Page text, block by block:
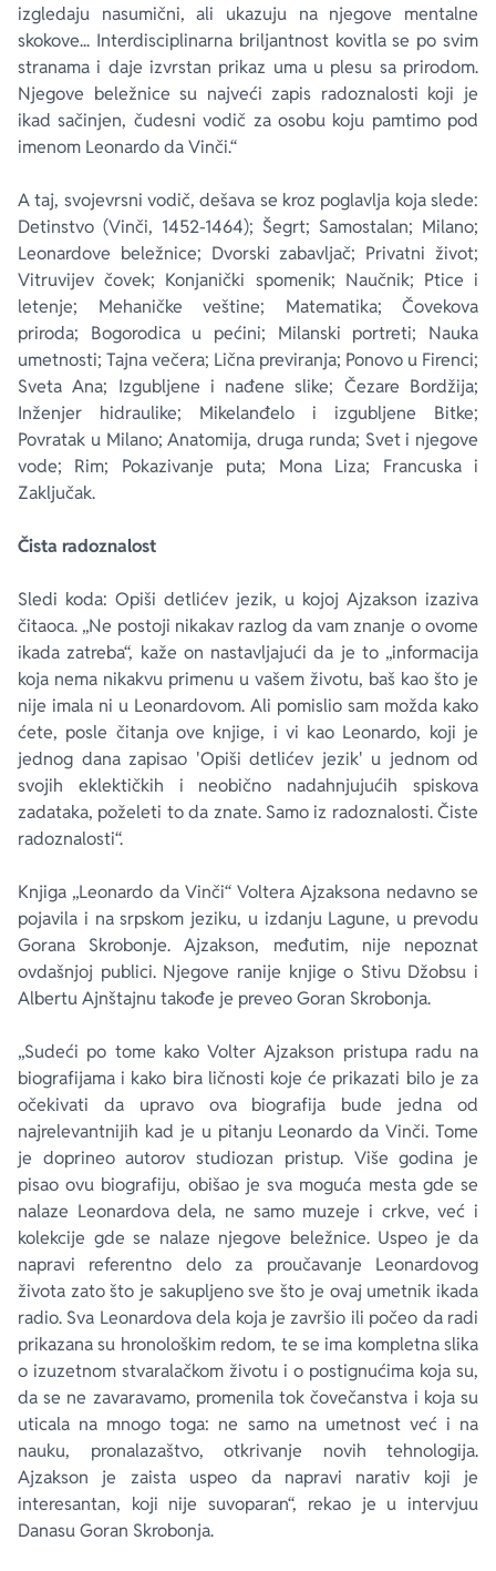
izgledaju nasumični, ali ukazuju na njegove mentalne
skokove... Interdisciplinarna briljantnost kovitla se po svim
stranama i daje izvrstan prikaz uma u plesu sa prirodom.
Njegove beležnice su najveći zapis radoznalosti koji je
ikad sačinjen, čudesni vodič za osobu koju pamtimo pod
imenom Leonardo da Vinči.“
A taj, svojevrsni vodič, dešava se kroz poglavlja koja slede:
Detinstvo (Vinči, 1452-1464); Šegrt; Samostalan; Milano;
Leonardove beležnice; Dvorski zabavljač; Privatni život;
Vitruvijev čovek; Konjanički spomenik; Naučnik; Ptice i
letenje; Mehaničke veštine; Matematika; Čovekova
priroda; Bogorodica u pećini; Milanski portreti; Nauka
umetnosti; Tajna večera; Lična previranja; Ponovo u Firenci;
Sveta Ana; Izgubljene i nađene slike; Čezare Bordžija;
Inženjer hidraulike; Mikelanđelo i izgubljene Bitke;
Povratak u Milano; Anatomija, druga runda; Svet i njegove
vode; Rim; Pokazivanje puta; Mona Liza; Francuska i
Zaključak.
Čista radoznalost
Sledi koda: Opiši detlićev jezik, u kojoj Ajzakson izaziva
čitaoca. „Ne postoji nikakav razlog da vam znanje o ovome
ikada zatreba“, kaže on nastavljajući da je to „informacija
koja nema nikakvu primenu u vašem životu, baš kao što je
nije imala ni u Leonardovom. Ali pomislio sam možda kako
ćete, posle čitanja ove knjige, i vi kao Leonardo, koji je
jednog dana zapisao 'Opiši detlićev jezik' u jednom od
svojih eklektičkih i neobično nadahnjujućih spiskova
zadataka, poželeti to da znate. Samo iz radoznalosti. Čiste
radoznalosti“.
Knjiga „Leonardo da Vinči“ Voltera Ajzaksona nedavno se
pojavila i na srpskom jeziku, u izdanju Lagune, u prevodu
Gorana Skrobonje. Ajzakson, međutim, nije nepoznat
ovdašnjoj publici. Njegove ranije knjige o Stivu Džobsu i
Albertu Ajnštajnu takođe je preveo Goran Skrobonja.
„Sudeći po tome kako Volter Ajzakson pristupa radu na
biografijama i kako bira ličnosti koje će prikazati bilo je za
očekivati da upravo ova biografija bude jedna od
najrelevantnijih kad je u pitanju Leonardo da Vinči. Tome
je doprineo autorov studiozan pristup. Više godina je
pisao ovu biografiju, obišao je sva moguća mesta gde se
nalaze Leonardova dela, ne samo muzeje i crkve, već i
kolekcije gde se nalaze njegove beležnice. Uspeo je da
napravi referentno delo za proučavanje Leonardovog
života zato što je sakupljeno sve što je ovaj umetnik ikada
radio. Sva Leonardova dela koja je završio ili počeo da radi
prikazana su hronološkim redom, te se ima kompletna slika
o izuzetnom stvaralačkom životu i o postignućima koja su,
da se ne zavaravamo, promenila tok čovečanstva i koja su
uticala na mnogo toga: ne samo na umetnost već i na
nauku, pronalazaštvo, otkrivanje novih tehnologija.
Ajzakson je zaista uspeo da napravi narativ koji je
interesantan, koji nije suvoparan“, rekao je u intervjuu
DanasuGoran Skrobonja.